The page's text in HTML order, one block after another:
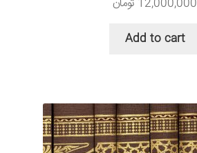
12,000,000 تومان
Add to cart